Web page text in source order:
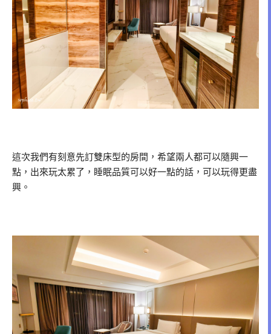
這次我們有刻意先訂雙床型的房間，希望兩人都可以隨興一
點，出來玩太累了，睡眠品質可以好一點的話，可以玩得更盡
興。